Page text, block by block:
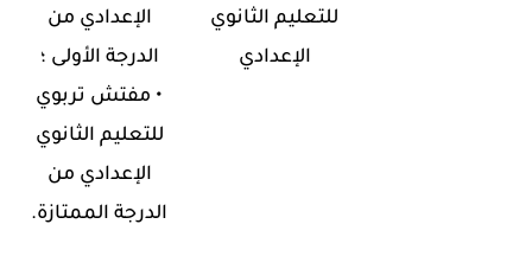
للتعليم الثانوي
الإعدادي
الإعدادي من
الدرجة الأولى ؛
• مفتش تربوي
للتعليم الثانوي
الإعدادي من
الدرجة الممتازة.